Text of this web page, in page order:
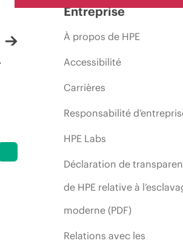
Entreprise
À propos de HPE
Accessibilité
Carrières
Responsabilité
HPE Labs
Déclaration de
de HPE relative à
moderne (PDF)
Relations avec les